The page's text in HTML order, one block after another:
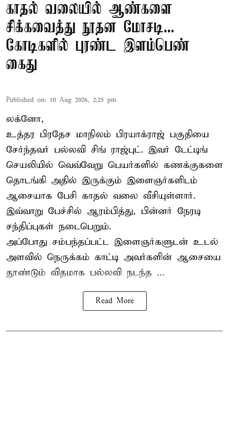
காதல் வலையில் ஆண்களை
சிக்கவைத்து நூதன மோசடி...
கோடிகளில் புரண்ட இளம்பெண்
கைது
Published on: 10 Aug 2026, 2:25 pm
லக்னோ,
உத்தர பிரதேச மாநிலம் பிரயாக்ராஜ் பகுதியை
சேர்ந்தவர் பல்லவி சிங் ராஜ்புட். இவர் டேட்டிங்
செயலியில் வெவ்வேறு பெயர்களில் கணக்குகளை
தொடங்கி அதில் இருக்கும் இளைஞர்களிடம்
ஆசையாக பேசி காதல் வலை வீசியுள்ளார்.
இவ்வாறு பேச்சில் ஆரம்பித்து, பின்னர் நேரடி
சந்திப்புகள் நடைபெறும்.
அப்போது சம்பந்தப்பட்ட இளைஞர்களுடன் உடல்
அளவில் நெருக்கம் காட்டி அவர்களின் ஆசையை
தூண்டும் விதமாக பல்லவி நடந்த ...
Read More